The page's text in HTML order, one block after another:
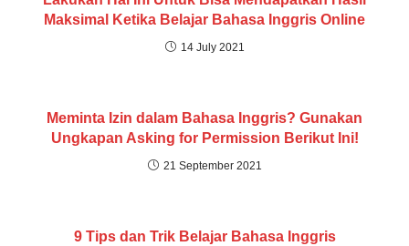
Maksimal Ketika Belajar Bahasa Inggris Online
14 July 2021
Meminta Izin dalam Bahasa Inggris? Gunakan
Ungkapan Asking for Permission Berikut Ini!
21 September 2021
9 Tips dan Trik Belajar Bahasa Inggris